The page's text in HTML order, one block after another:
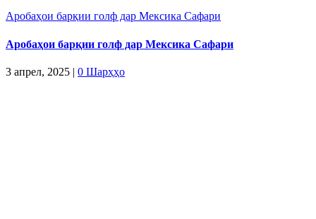
Аробаҳои барқии голф дар Мексика Сафари
Аробаҳои барқии голф дар Мексика Сафари
3 апрел, 2025 | 0 Шарҳҳо